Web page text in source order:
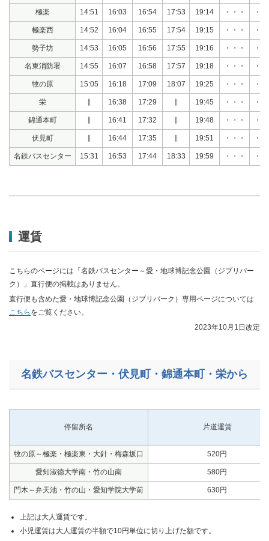
極楽 14:51 16:03 16:54 17:53 19:14 ・・・ ・
極楽西 14:52 16:04 16:55 17:54 19:15 ・・・ ・
勢子坊 14:53 16:05 16:56 17:55 19:16 ・・・ ・
名東消防署 14:55 16:07 16:58 17:57 19:18 ・・・ ・
牧の原 15:05 16:18 17:09 18:07 19:25 ・・・ ・
栄 16:38 17:29 19:45 ・・・ ・
錦通本町 16:41 17:32 19:48 ・・・ ・
伏見町 16:44 17:35 19:51 ・・・ ・
名鉄バスセンター 15:31 16:53 17:44 18:33 19:59 ・・・ ・
運賃
​こちらのページには「名鉄バスセンター～愛・地球博記念公園（ジブリパー
ク）」直行便の掲載はありません。
直行便も含めた愛・地球博記念公園（ジブリパーク）専用ページについては
こちら をご覧ください。
2023年10月1日改定
名鉄バスセンター・伏見町・錦通本町・栄から
停留所名 片道運賃
牧の原～極楽・極楽東・大針・梅森坂口 520円
愛知淑徳大学南・竹の山南 580円
門木～弁天池・竹の山・愛知学院大学前 630円
上記は大人運賃です。
小児運賃は大人運賃の半額で10円単位に切り上げた額です。